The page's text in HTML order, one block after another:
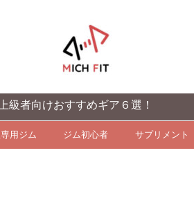
すすめギア６選！
用ジム ジム初心者 サプリメント